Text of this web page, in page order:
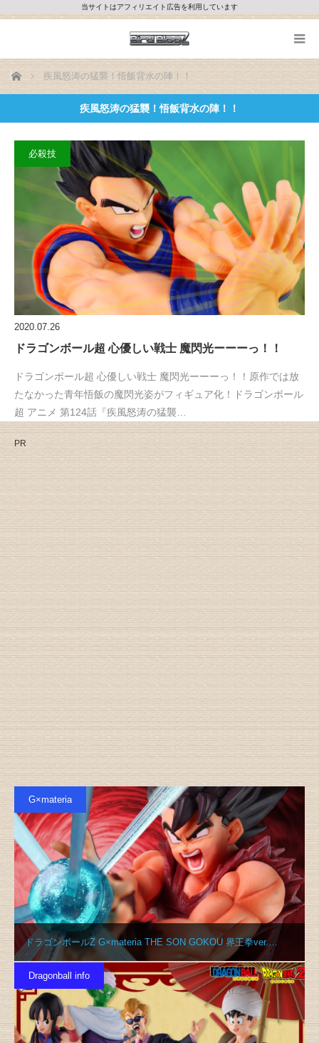
当サイトはアフィリエイト広告を利用しています
ホーム 疾風怒涛の猛襲！悟飯背水の陣！！
疾風怒涛の猛襲！悟飯背水の陣！！
必殺技
2020.07.26
ドラゴンボール超 心優しい戦士 魔閃光ーーーっ！！
ドラゴンボール超 心優しい戦士 魔閃光ーーーっ！！原作では放
たなかった青年悟飯の魔閃光姿がフィギュア化！ドラゴンボール
超 アニメ 第124話『疾風怒涛の猛襲…
PR
G×materia
ドラゴンボールZ G×materia THE SON GOKOU 界王拳ver.…
Dragonball info